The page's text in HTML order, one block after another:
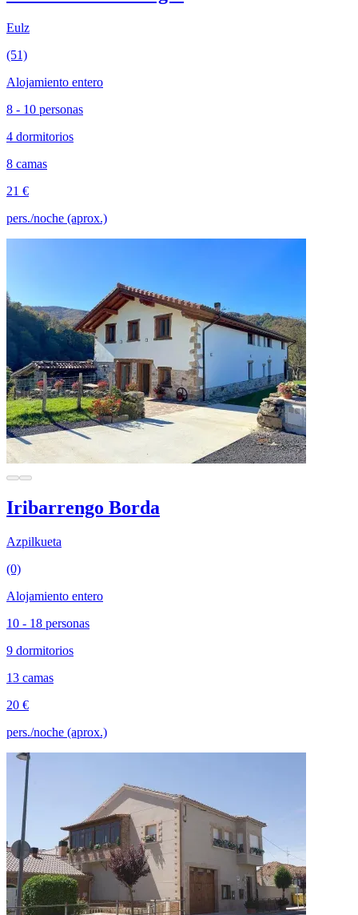
Eulz
(51)
Alojamiento entero
8 - 10 personas
4 dormitorios
8 camas
21 €
pers./noche (aprox.)
Iribarrengo Borda
Azpilkueta
(0)
Alojamiento entero
10 - 18 personas
9 dormitorios
13 camas
20 €
pers./noche (aprox.)